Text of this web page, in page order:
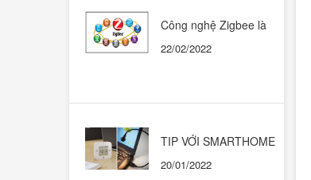
Công nghệ Zigbee là
những ngôi nhà thông
22/02/2022
TIP VỚI SMARTHOME
GOOGLE HOME
20/01/2022